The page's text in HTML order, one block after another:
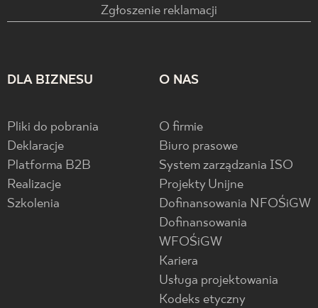
Zgłoszenie reklamacji
DLA BIZNESU
Pliki do pobrania
Deklaracje
Platforma B2B
Realizacje
Szkolenia
O NAS
O firmie
Biuro prasowe
System zarządzania ISO
Projekty Unijne
Dofinansowania NFOŚiGW
Dofinansowania
WFOŚiGW
Kariera
Usługa projektowania
Kodeks etyczny